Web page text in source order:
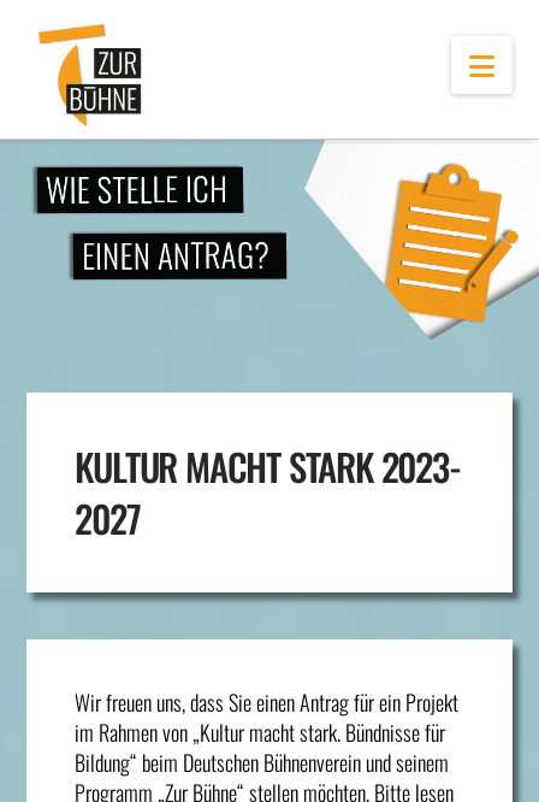
KULTUR MACHT STARK 2023-
2027
Wir freuen uns, dass Sie einen Antrag für ein Projekt
im Rahmen von „Kultur macht stark. Bündnisse für
Bildung“ beim Deutschen Bühnenverein und seinem
Programm „Zur Bühne“ stellen möchten. Bitte lesen